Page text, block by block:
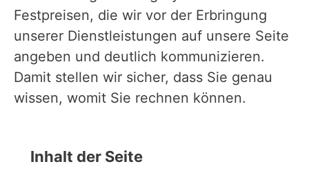
Festpreisen, die wir vor der Erbringung
unserer Dienstleistungen auf unsere Seite
angeben und deutlich kommunizieren.
Damit stellen wir sicher, dass Sie genau
wissen, womit Sie rechnen können.
Inhalt der Seite